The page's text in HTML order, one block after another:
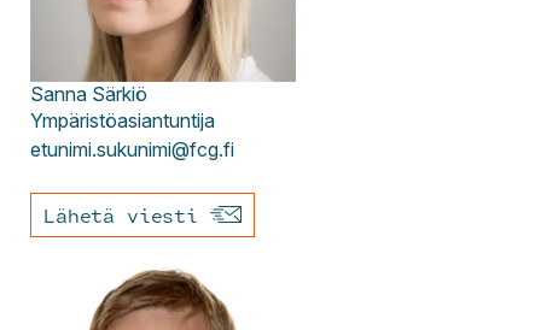
Sanna Särkiö
Ympäristöasiantuntija
etunimi.sukunimi@fcg.fi
Lähetä viesti